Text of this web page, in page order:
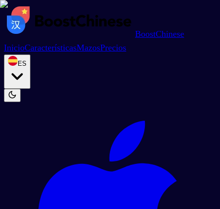
BoostChinese
InicioCaracterísticasMazosPrecios
ES